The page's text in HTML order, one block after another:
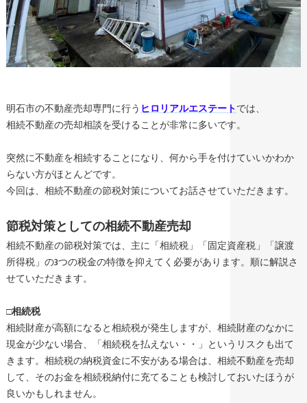
明石市の不動産売却専門に行うヒロリアルエステートでは、
相続不動産の売却相談を受けることが非常に多いです。
突然に不動産を相続することになり、何から手を付けていいかわか
らない方がほとんどです。
今回は、相続不動産の節税対策についてお話させていただきます。
節税対策としての相続不動産売却
相続不動産の節税対策では、主に「相続税」「固定資産税」「譲渡
所得税」の3つの税金の特徴を抑えてく必要があります。順に解説さ
せていただきます。
□相続税
相続財産が高額になると相続税が発生しますが、相続財産のなかに
現金が少ない場合、「相続税を払えない・・」というリスクも出て
きます。相続税の納税資金に不安がある場合は、相続不動産を売却
して、そのお金を相続税納付に充てることも検討しておいたほうが
良いかもしれません。